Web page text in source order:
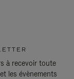
à recevoir toute
les évènements